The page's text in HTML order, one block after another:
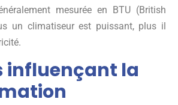
mesurée en BTU (British
un climatiseur est puissant, plus il
influençant la